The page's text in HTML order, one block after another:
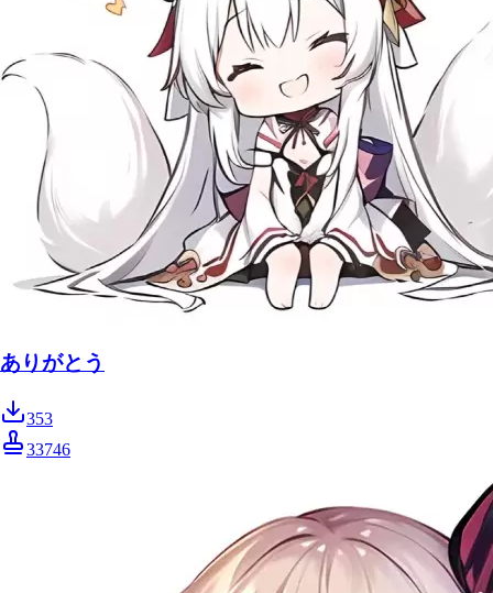
ありがとう
353
33746